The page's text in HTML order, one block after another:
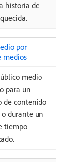
historia de
por
medios
medio
para un
de contenido
o durante un
tiempo